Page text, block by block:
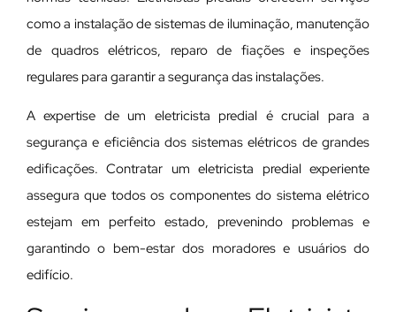
como a instalação de sistemas de iluminação, manutenção
de quadros elétricos, reparo de fiações e inspeções
regulares para garantir a segurança das instalações.
A expertise de um eletricista predial é crucial para a
segurança e eficiência dos sistemas elétricos de grandes
edificações. Contratar um eletricista predial experiente
assegura que todos os componentes do sistema elétrico
estejam em perfeito estado, prevenindo problemas e
garantindo o bem-estar dos moradores e usuários do
edifício.